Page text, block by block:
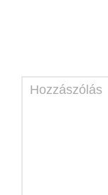
Hozzászólás